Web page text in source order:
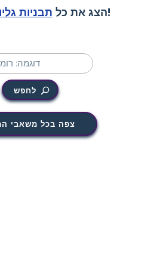
הצג את כל תבניות !
לחפש
צפה בכל משאבי